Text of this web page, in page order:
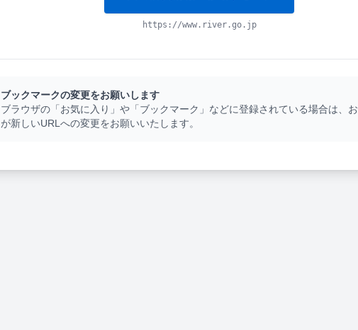
https://www.river.go.jp
ブックマークの変更をお願いします
ブラウザの「お気に入り」や「ブックマーク」などに登録されている場合は、
が新しいURLへの変更をお願いいたします。